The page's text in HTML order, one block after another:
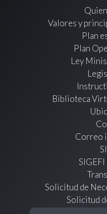
Valores y
Plan
Plan
Ley
Biblioteca
Correo
Solicitud de
Solicitud